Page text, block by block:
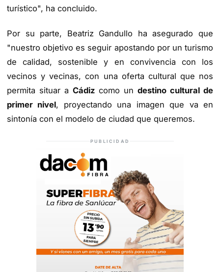
turístico", ha concluido.
Por su parte, Beatriz Gandullo ha asegurado que
"nuestro objetivo es seguir apostando por un turismo
de calidad, sostenible y en convivencia con los
vecinos y vecinas, con una oferta cultural que nos
permita situar a Cádiz como un destino cultural de
primer nivel, proyectando una imagen que va en
sintonía con el modelo de ciudad que queremos.
PUBLICIDAD